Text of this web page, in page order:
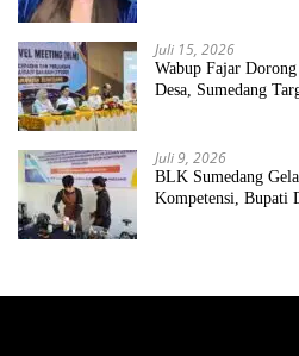
Juli 15, 2026
Wabup Fajar
Desa, Sumedang
Juli 9, 2026
BLK Sumedang
Kompetensi, Bupati